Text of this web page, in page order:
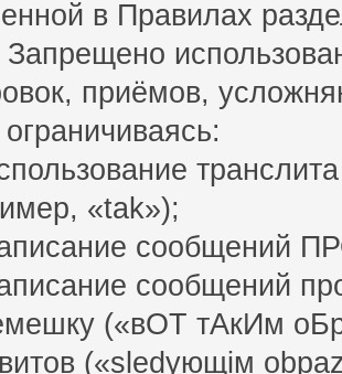
в Правилах
приёмов,
«tak»);
сообщений
сообщений
(«вОТ тАкИм
(«slеdующiм